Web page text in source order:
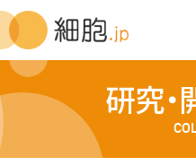
研究